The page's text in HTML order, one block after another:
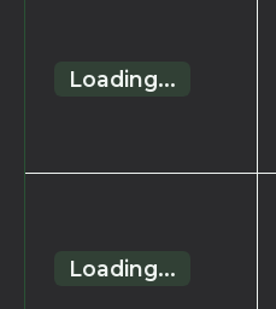
Loading...
Loading...